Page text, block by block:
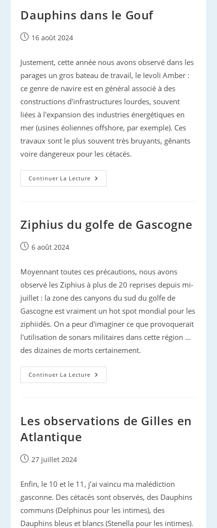
Dauphins dans le Gouf
Publication
16 août 2024
Justement, cette année nous avons observé dans les
parages un gros bateau de travail, le Ievoli Amber :
ce genre de navire est en général associé à des
constructions d'infrastructures lourdes, souvent
liées à l'expansion des industries énergétiques en
mer (usines éoliennes offshore, par exemple). Ces
travaux sont le plus souvent très bruyants, gênants
voire dangereux pour les cétacés.
Continuer La Lecture Dauphins
Dans
Ziphius du golfe de Gascogne
Publication
6 août 2024
Moyennant toutes ces précautions, nous avons
observé les Ziphius à plus de 20 reprises depuis mi-
juillet : la zone des canyons du sud du golfe de
Gascogne est vraiment un hot spot mondial pour les
ziphiidés. On a peur d'imaginer ce que provoquerait
l'utilisation de sonars militaires dans cette région ...
des dizaines de morts certainement.
Continuer La Lecture Ziphius
Du
Les observations de Gilles en
Atlantique
Publication
27 juillet 2024
Enfin, le 10 et le 11, j’ai vaincu ma malédiction
gasconne. Des cétacés sont observés, des Dauphins
communs (Delphinus pour les intimes), des
Dauphins bleus et blancs (Stenella pour les intimes).